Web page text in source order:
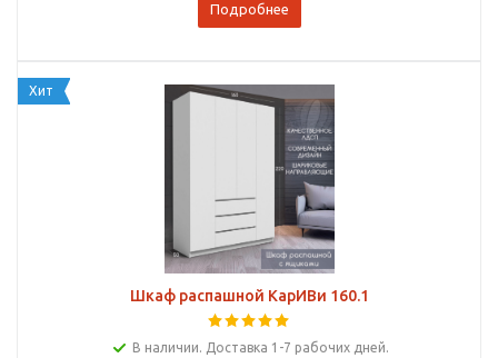
Подробнее
Хит
Шкаф распашной КарИВи 160.1
В наличии. Доставка 1-7 рабочих дней.